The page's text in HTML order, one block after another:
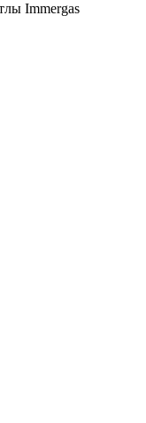
Immergas